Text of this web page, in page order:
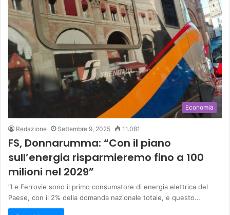
Economia
Redazione Settembre 9, 2025 11.081
FS, Donnarumma: “Con il piano
sull’energia risparmieremo fino a 100
milioni nel 2029”
“Le Ferrovie sono il primo consumatore di energia elettrica del
Paese, con il 2% della domanda nazionale totale, e questo…